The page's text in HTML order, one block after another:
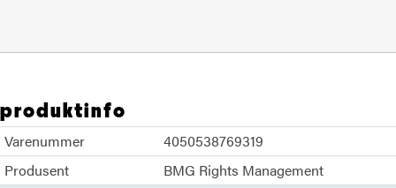
produktinfo
Varenummer
4050538769319
Produsent
BMG Rights Management